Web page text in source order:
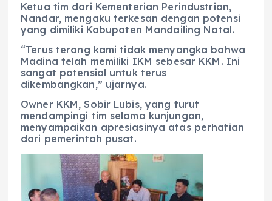
Ketua tim dari Kementerian Perindustrian,
Nandar, mengaku terkesan dengan potensi
yang dimiliki Kabupaten Mandailing Natal.
“Terus terang kami tidak menyangka bahwa
Madina telah memiliki IKM sebesar KKM. Ini
sangat potensial untuk terus
dikembangkan,” ujarnya.
Owner KKM, Sobir Lubis, yang turut
mendampingi tim selama kunjungan,
menyampaikan apresiasinya atas perhatian
dari pemerintah pusat.